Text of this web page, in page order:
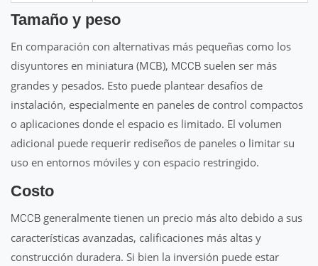
Tamaño y peso
En comparación con alternativas más pequeñas como los
disyuntores en miniatura (MCB), MCCB suelen ser más
grandes y pesados. Esto puede plantear desafíos de
instalación, especialmente en paneles de control compactos
o aplicaciones donde el espacio es limitado. El volumen
adicional puede requerir rediseños de paneles o limitar su
uso en entornos móviles y con espacio restringido.
Costo
MCCB generalmente tienen un precio más alto debido a sus
características avanzadas, calificaciones más altas y
construcción duradera. Si bien la inversión puede estar